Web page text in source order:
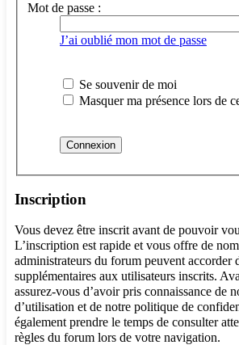
Mot de passe :
J’ai oublié mon mot de passe
Se souvenir de moi
Masquer ma présence lors de
Inscription
Vous devez être inscrit avant de pouvoir
L’inscription est rapide et vous offre de
administrateurs du forum peuvent accorder
supplémentaires aux utilisateurs inscrits.
assurez-vous d’avoir pris connaissance de
d’utilisation et de notre politique de
également prendre le temps de consulter
règles du forum lors de votre navigation.